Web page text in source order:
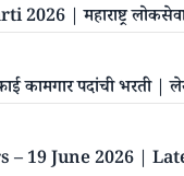
| महाराष्ट्र
कामगार पदांची
– 19 June 2026 |